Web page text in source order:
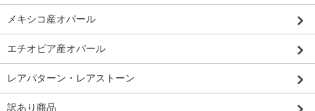
メキシコ産オパール
エチオピア産オパール
レアパターン・レアストーン
訳あり商品